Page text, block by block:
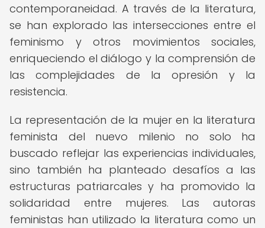
contemporaneidad. A través de la literatura,
se han explorado las intersecciones entre el
feminismo y otros movimientos sociales,
enriqueciendo el diálogo y la comprensión de
las complejidades de la opresión y la
resistencia.
La representación de la mujer en la literatura
feminista del nuevo milenio no solo ha
buscado reflejar las experiencias individuales,
sino también ha planteado desafíos a las
estructuras patriarcales y ha promovido la
solidaridad entre mujeres. Las autoras
feministas han utilizado la literatura como un